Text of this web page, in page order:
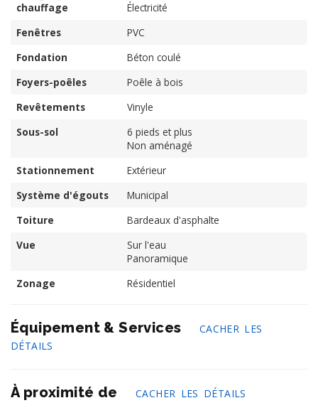
chauffage
Électricité
Fenêtres
PVC
Fondation
Béton coulé
Foyers-poêles
Poêle à bois
Revêtements
Vinyle
Sous-sol
6 pieds et plus
Non aménagé
Stationnement
Extérieur
Système d'égouts
Municipal
Toiture
Bardeaux d'asphalte
Vue
Sur l'eau
Panoramique
Zonage
Résidentiel
Équipement & Services
CACHER LES
DÉTAILS
À proximité de CACHER LES DÉTAILS